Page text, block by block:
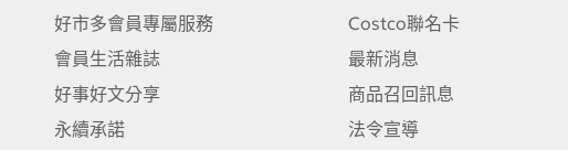
好市多會員專屬服務
會員生活雜誌
好事好文分享
永續承諾
Costco聯名卡
最新消息
商品召回訊息
法令宣導